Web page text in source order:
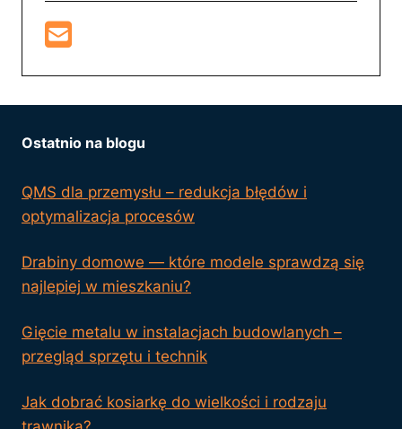
Ostatnio na blogu
QMS dla przemysłu – redukcja błędów i
optymalizacja procesów
Drabiny domowe — które modele sprawdzą się
najlepiej w mieszkaniu?
Gięcie metalu w instalacjach budowlanych –
przegląd sprzętu i technik
Jak dobrać kosiarkę do wielkości i rodzaju